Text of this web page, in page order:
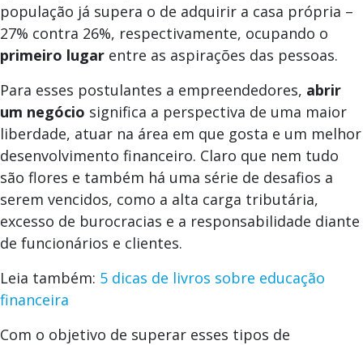
população já supera o de adquirir a casa própria –
27% contra 26%, respectivamente, ocupando o
primeiro lugar entre as aspirações das pessoas.
Para esses postulantes a empreendedores, abrir
um negócio significa a perspectiva de uma maior
liberdade, atuar na área em que gosta e um melhor
desenvolvimento financeiro. Claro que nem tudo
são flores e também há uma série de desafios a
serem vencidos, como a alta carga tributária,
excesso de burocracias e a responsabilidade diante
de funcionários e clientes.
Leia também: 5 dicas de livros sobre educação
financeira
Com o objetivo de superar esses tipos de